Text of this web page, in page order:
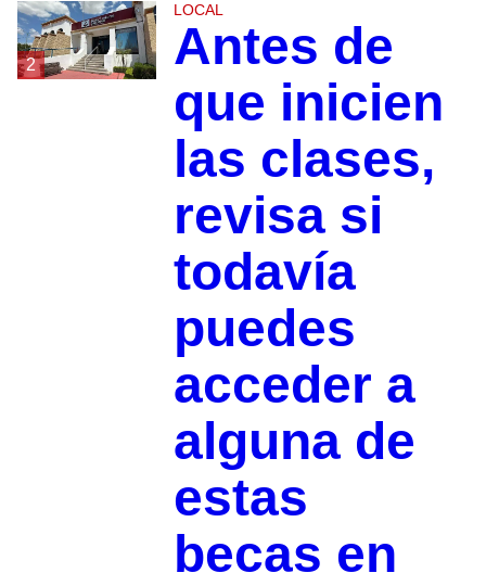
2
LOCAL
Antes de
que inicien
las clases,
revisa si
todavía
puedes
acceder a
alguna de
estas
becas en